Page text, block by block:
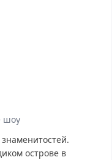
шоу
острове в